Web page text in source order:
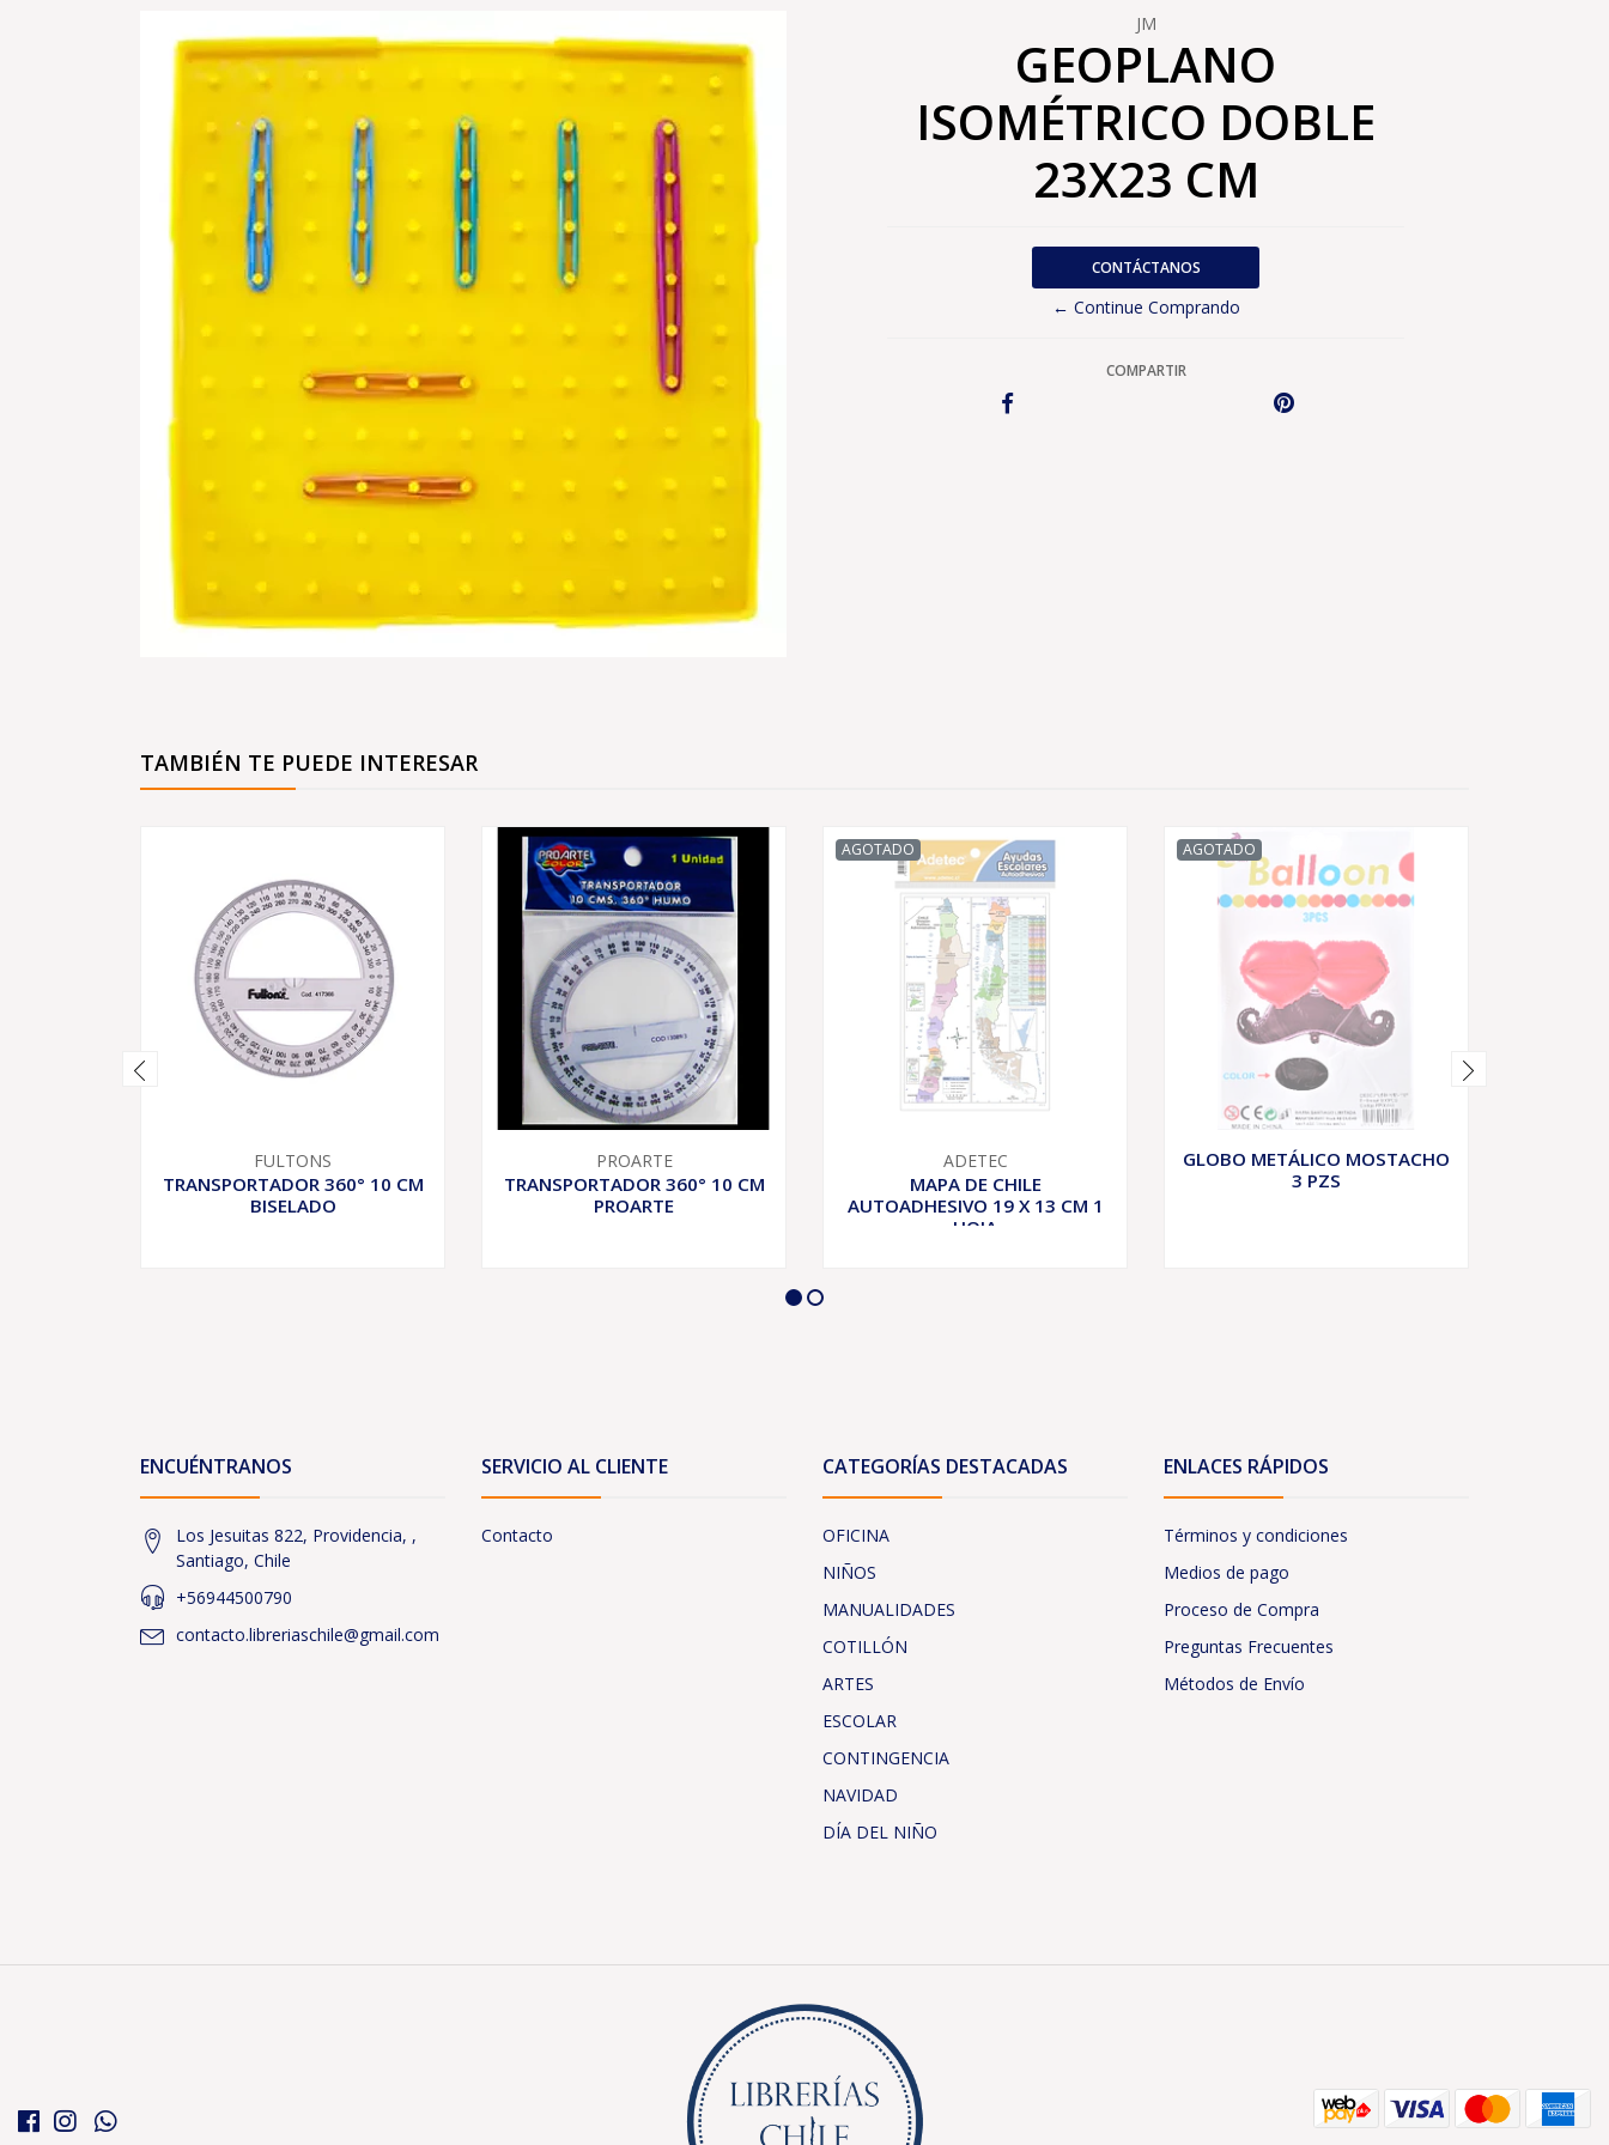
JM
GEOPLANO
ISOMÉTRICO DOBLE
23X23 CM
CONTÁCTANOS
← Continue Comprando
COMPARTIR
TAMBIÉN TE PUEDE INTERESAR
FULTONS
TRANSPORTADOR 360° 10 CM
BISELADO
PROARTE
TRANSPORTADOR 360° 10 CM
PROARTE
AGOTADO
ADETEC
MAPA DE CHILE
AUTOADHESIVO 19 X 13 CM 1
HOJA
AGOTADO
GLOBO METÁLICO MOSTACHO
3 PZS
ENCUÉNTRANOS
Los Jesuitas 822, Providencia, ,
Santiago, Chile
+56944500790
contacto.libreriaschile@gmail.com
SERVICIO AL CLIENTE
Contacto
CATEGORÍAS DESTACADAS
OFICINA
NIÑOS
MANUALIDADES
COTILLÓN
ARTES
ESCOLAR
CONTINGENCIA
NAVIDAD
DÍA DEL NIÑO
ENLACES RÁPIDOS
Términos y condiciones
Medios de pago
Proceso de Compra
Preguntas Frecuentes
Métodos de Envío